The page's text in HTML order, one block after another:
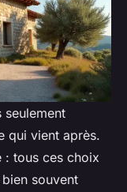
seulement
qui vient après.
: tous ces choix
souvent